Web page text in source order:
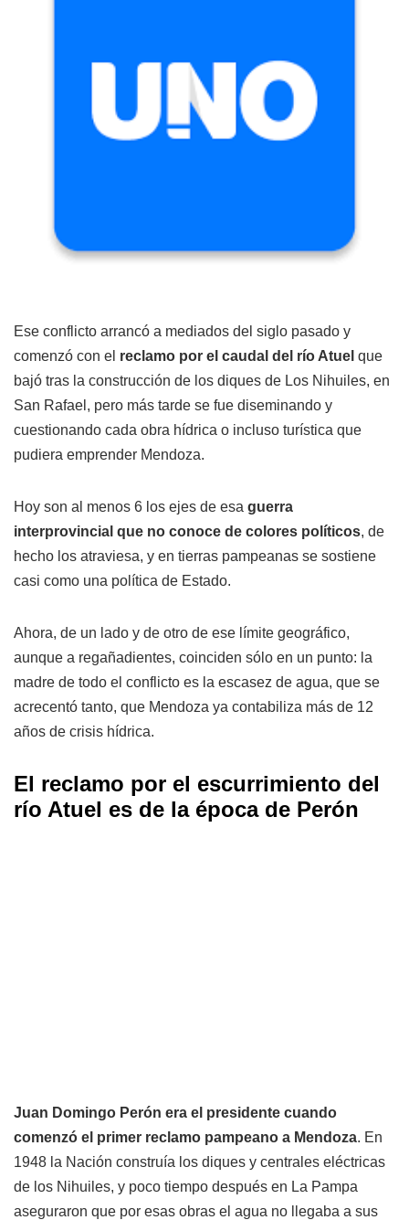
Ese conflicto arrancó a mediados del siglo pasado y
comenzó con el reclamo por el caudal del río Atuel que
bajó tras la construcción de los diques de Los Nihuiles, en
San Rafael, pero más tarde se fue diseminando y
cuestionando cada obra hídrica o incluso turística que
pudiera emprender Mendoza.
Hoy son al menos 6 los ejes de esa guerra
interprovincial que no conoce de colores políticos, de
hecho los atraviesa, y en tierras pampeanas se sostiene
casi como una política de Estado.
Ahora, de un lado y de otro de ese límite geográfico,
aunque a regañadientes, coinciden sólo en un punto: la
madre de todo el conflicto es la escasez de agua, que se
acrecentó tanto, que Mendoza ya contabiliza más de 12
años de crisis hídrica.
El reclamo por el escurrimiento del
río Atuel es de la época de Perón
Juan Domingo Perón era el presidente cuando
comenzó el primer reclamo pampeano a Mendoza. En
1948 la Nación construía los diques y centrales eléctricas
de los Nihuiles, y poco tiempo después en La Pampa
aseguraron que por esas obras el agua no llegaba a sus